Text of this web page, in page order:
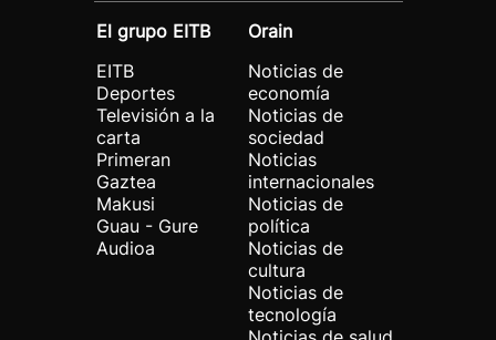
El grupo EITB
EITB
Deportes
Televisión a la
carta
Primeran
Gaztea
Makusi
Guau - Gure
Audioa
Orain
Noticias de
economía
Noticias de
sociedad
Noticias
internacionales
Noticias de
política
Noticias de
cultura
Noticias de
tecnología